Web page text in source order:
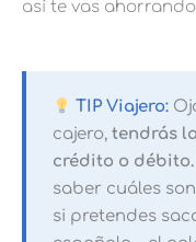
así te vas
TIP Viajero:
cajero, tendrás
crédito o
saber cuáles
si pretendes